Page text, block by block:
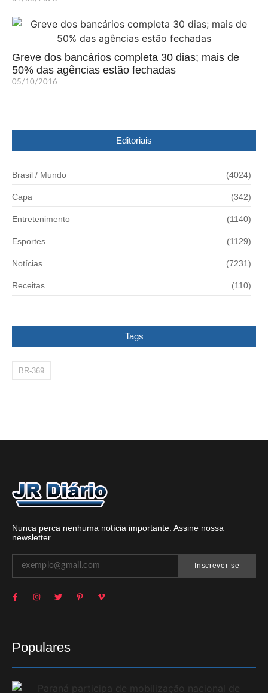
Greve dos bancários completa 30 dias; mais de
50% das agências estão fechadas
05/10/2016
Editoriais
Brasil / Mundo (4024)
Capa (342)
Entretenimento (1140)
Esportes (1129)
Notícias (7231)
Receitas (110)
Tags
BR-369
Nunca perca nenhuma notícia importante. Assine nossa
newsletter
Inscrever-se
Populares